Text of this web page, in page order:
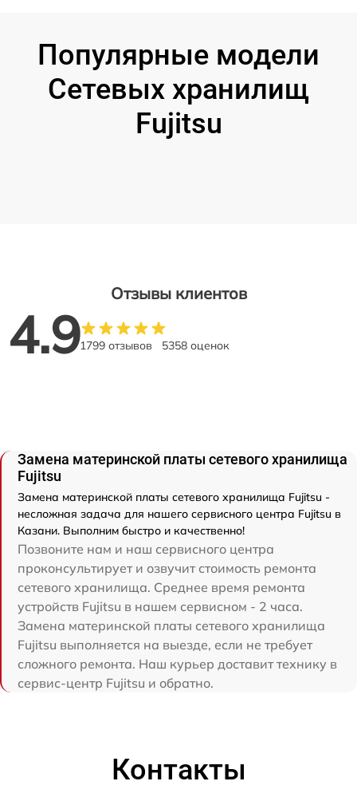
Популярные модели
Сетевых хранилищ
Fujitsu
Отзывы клиентов
4.91799 отзывов 5358 оценок
Замена материнской платы сетевого хранилища
Fujitsu
Замена материнской платы сетевого хранилища Fujitsu -
несложная задача для нашего сервисного центра Fujitsu в
Казани. Выполним быстро и качественно!
Позвоните нам и наш сервисного центра
проконсультирует и озвучит стоимость ремонта
сетевого хранилища. Среднее время ремонта
устройств Fujitsu в нашем сервисном - 2 часа.
Замена материнской платы сетевого хранилища
Fujitsu выполняется на выезде, если не требует
сложного ремонта. Наш курьер доставит технику в
сервис-центр Fujitsu и обратно.
Контакты